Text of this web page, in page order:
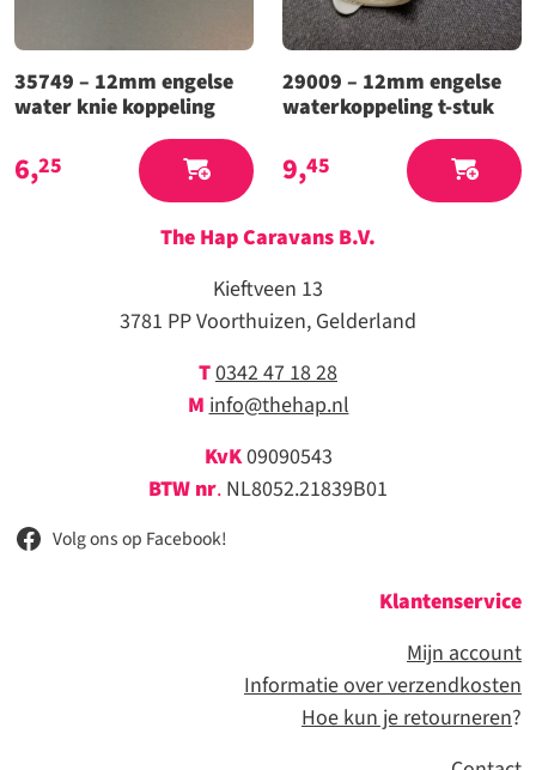
35749 – 12mm engelse
water knie koppeling
6,25
29009 – 12mm engelse
waterkoppeling t-stuk
9,45
The Hap Caravans B.V.
Kieftveen 13
3781 PP Voorthuizen, Gelderland
T0342 47 18 28
M info@thehap.nl
KvK09090543
BTW nr. NL8052.21839B01
Volg ons op Facebook!
Klantenservice
Mijn account
Informatie over verzendkosten
Hoe kun je retourneren?